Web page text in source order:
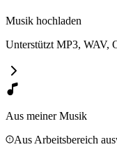
Musik hochladen
Unterstützt MP3,
Aus meiner Musik
Aus Arbeitsbereich